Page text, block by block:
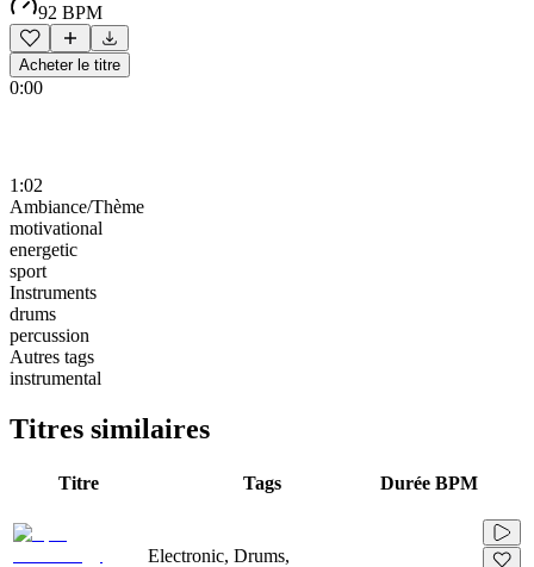
92 BPM
Acheter le titre
0:00
1:02
Ambiance/Thème
motivational
energetic
sport
Instruments
drums
percussion
Autres tags
instrumental
Titres similaires
Titre Tags Durée BPM
Electronic, Drums,